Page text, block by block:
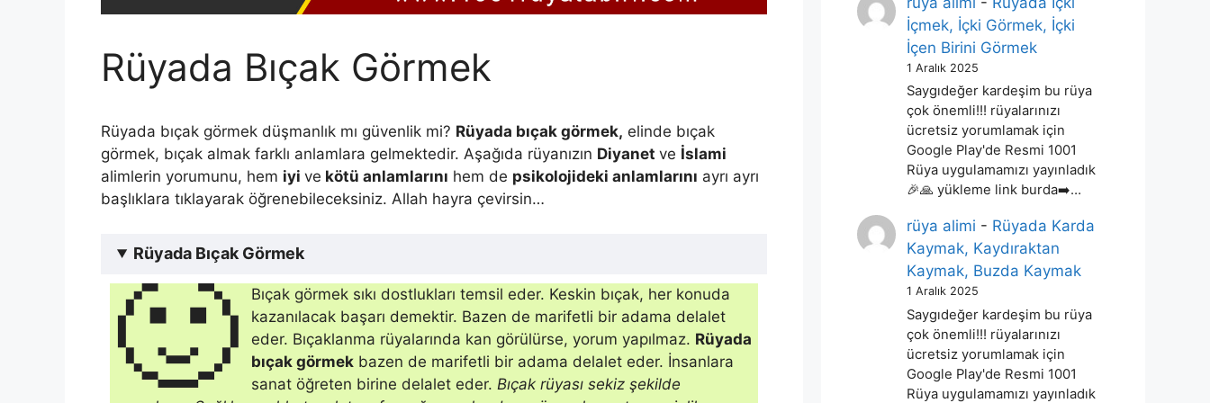
Rüyada Bıçak Görmek
Rüyada bıçak görmek düşmanlık mı güvenlik mi? Rüyada bıçak görmek, elinde bıçak
görmek, bıçak almak farklı anlamlara gelmektedir. Aşağıda rüyanızın Diyanet ve İslami
alimlerin yorumunu, hem iyi ve kötü anlamlarını hem de psikolojideki anlamlarını ayrı ayrı
başlıklara tıklayarak öğrenebileceksiniz. Allah hayra çevirsin…
Rüyada Bıçak Görmek
🙂
Bıçak görmek sıkı dostlukları temsil eder. Keskin bıçak, her konuda
kazanılacak başarı demektir. Bazen de ma­rifetli bir adama delalet
eder. Bıçaklanma rüyalarında kan görülürse, yorum yapıl­maz. Rüyada
bıçak görmek bazen de ma­rifetli bir adama delalet eder. İnsanlara
sanat öğreten birine delalet eder. Bıçak rüyası sekiz şekilde
İçmek, İçki Görmek, İçki
İçen Birini Görmek
1 Aralık 2025
Saygıdeğer kardeşim bu rüya
çok önemli!!! rüyalarınızı
ücretsiz yorumlamak için
Google Play'de Resmi 1001
Rüya uygulamamızı yayınladık
🎉🙏 yükleme link burda➡️…
rüya alimi - Rüyada Karda
Kaymak, Kaydıraktan
Kaymak, Buzda Kaymak
1 Aralık 2025
Saygıdeğer kardeşim bu rüya
çok önemli!!! rüyalarınızı
ücretsiz yorumlamak için
Google Play'de Resmi 1001
Rüya uygulamamızı yayınladık